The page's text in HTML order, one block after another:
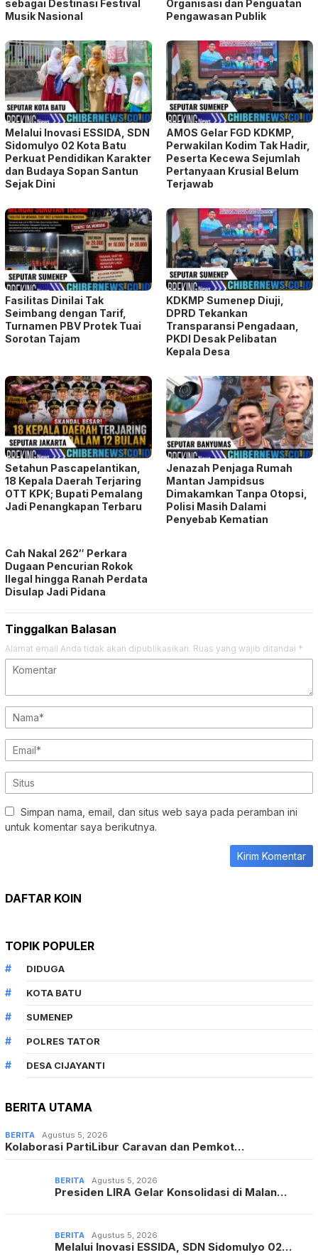
sebagai Destinasi Festival
Musik Nasional
Organisasi dan Penguatan
Pengawasan Publik
Melalui Inovasi ESSIDA, SDN
Sidomulyo 02 Kota Batu
Perkuat Pendidikan Karakter
dan Budaya Sopan Santun
Sejak Dini
AMOS Gelar FGD KDKMP,
Perwakilan Kodim Tak Hadir,
Peserta Kecewa Sejumlah
Pertanyaan Krusial Belum
Terjawab
Fasilitas Dinilai Tak
Seimbang dengan Tarif,
Turnamen PBV Protek Tuai
Sorotan Tajam
KDKMP Sumenep Diuji,
DPRD Tekankan
Transparansi Pengadaan,
PKDI Desak Pelibatan
Kepala Desa
Setahun Pascapelantikan,
18 Kepala Daerah Terjaring
OTT KPK; Bupati Pemalang
Jadi Penangkapan Terbaru
Jenazah Penjaga Rumah
Mantan Jampidsus
Dimakamkan Tanpa Otopsi,
Polisi Masih Dalami
Penyebab Kematian
Cah Nakal 262″ Perkara
Dugaan Pencurian Rokok
Ilegal hingga Ranah Perdata
Disulap Jadi Pidana
Tinggalkan Balasan
Alamat email Anda tidak akan dipublikasikan. Ruas yang wajib ditandai *
Simpan nama, email, dan situs web saya pada peramban ini
untuk komentar saya berikutnya.
DAFTAR KOIN
TOPIK POPULER
DIDUGA
KOTA BATU
SUMENEP
POLRES TATOR
DESA CIJAYANTI
BERITA UTAMA
BERITA Agustus 5, 2026
Kolaborasi PartiLibur Caravan dan Pemkot…
BERITA Agustus 5, 2026
Presiden LIRA Gelar Konsolidasi di Malan…
BERITA Agustus 5, 2026
Melalui Inovasi ESSIDA, SDN Sidomulyo 02…